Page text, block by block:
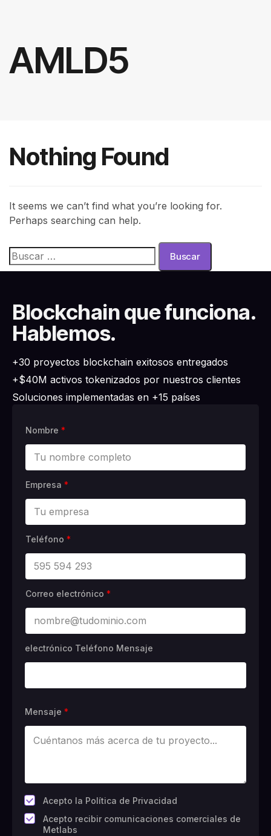
AMLD5
Nothing Found
It seems we can’t find what you’re looking for.
Perhaps searching can help.
Blockchain que funciona.
Hablemos.
+30 proyectos blockchain exitosos entregados
+$40M activos tokenizados por nuestros clientes
Soluciones implementadas en +15 países
Nombre *
Empresa *
Teléfono *
Correo electrónico *
electrónico Teléfono Mensaje
Mensaje *
*
Acepto la Política de Privacidad
C
a
Acepto recibir comunicaciones comerciales de
Metlabs